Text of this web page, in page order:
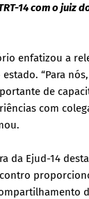
14 com o juiz
enfatizou a
“Para
de
com
da Ejud-14